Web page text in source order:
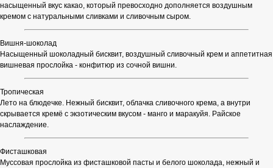
насыщенный вкус какао, который превосходно дополняется воздушным
кремом с натуральными сливками и сливочным сыром.
Вишня-шоколад
Насыщенный шоколадный бисквит, воздушный сливочный крем и аппетитная
вишневая прослойка - конфитюр из сочной вишни.
Тропическая
Лето на блюдечке. Нежный бисквит, облачка сливочного крема, а внутри
скрывается кремё с экзотическим вкусом - манго и маракуйя. Райское
наслаждение.
Фисташковая
Муссовая прослойка из фисташковой пасты и белого шоколада, нежный и